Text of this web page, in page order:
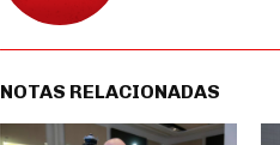
NOTAS RELACIONADAS